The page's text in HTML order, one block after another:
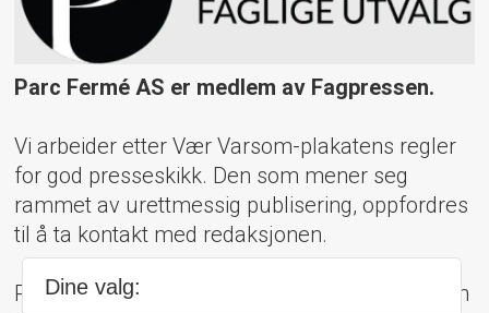
Parc Fermé AS er medlem av Fagpressen.
Vi arbeider etter Vær Varsom-plakatens regler
for god presseskikk. Den som mener seg
rammet av urettmessig publisering, oppfordres
til å ta kontakt med redaksjonen.
Pressens Faglige Utvalg (PFU) er et klageorgan
Dine valg: